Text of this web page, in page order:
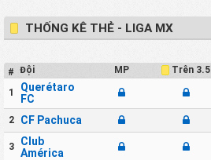
THỐNG KÊ THẺ - LIGA MX
# Đội MP Trên 3.5
1
Querétaro
FC
2 CF Pachuca
3
Club
América